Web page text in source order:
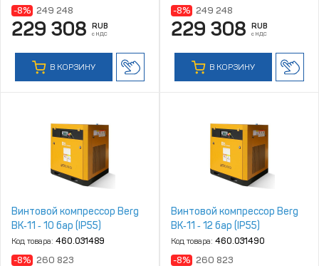
-8% 249 248
229 308 RUB
с НДС
В КОРЗИНУ
-8% 249 248
229 308 RUB
с НДС
В КОРЗИНУ
Винтовой компрессор Berg
ВК‑11 ‑ 10 бар (IP55)
Код товара: 460.031489
-8% 260 823
Винтовой компрессор Berg
ВК‑11 ‑ 12 бар (IP55)
Код товара: 460.031490
-8% 260 823